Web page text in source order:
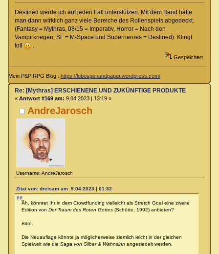
Destined werde ich auf jeden Fall unterstützen. Mit dem Band hätte
man dann wirklich ganz viele Bereiche des Rollenspiels abgedeckt.
(Fantasy = Mythras, 08/15 = Imperativ, Horror = Nach den
Vampirkriegen, SF = M-Space und Superheroes = Destined). Klingt
toll
..
Gespeichert
Mein P&P RPG Blog :https://lobospenandpaper.wordpress.com/
AndreJarosch
Username: AndreJarosch
Re: [Mythras] ERSCHIENENE UND ZUKÜNFTIGE PRODUKTE
« Antwort #169 am: 9.04.2023 | 13:19 »
Zitat von: dreisam am 9.04.2023 | 01:32
Äh, könntet Ihr in dem Crowdfunding vielleicht als Stretch Goal eine zweite
Edition von Der Traum des Roten Gottes(Schütte, 1992) anbieten?
Bitte.
Die Neuauflage könnte ja möglicherweise ziemlich leicht in der gleichen
Spielwelt wie die Saga von Silber & Wahnsinn angesiedelt werden.